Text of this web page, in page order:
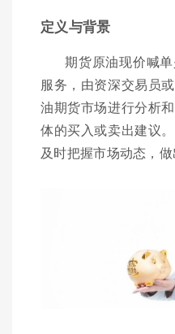
定义与背景
期货原油现价喊
服务，由资深交易员
油期货市场进行分析
体的买入或卖出建议
及时把握市场动态，做